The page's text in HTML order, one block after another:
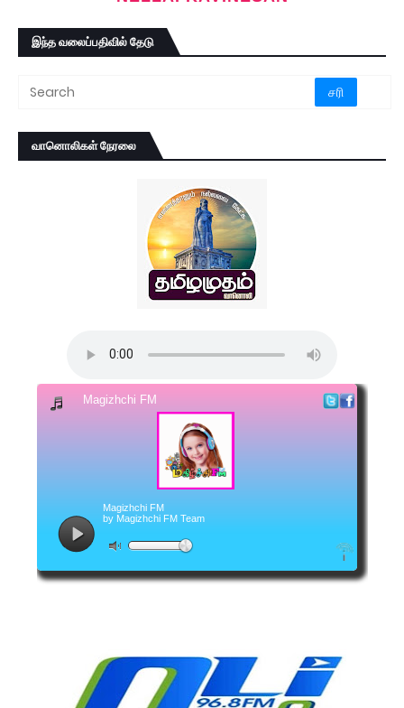
இந்த வலைப்பதிவில் தேடு
வானொலிகள் நேரலை